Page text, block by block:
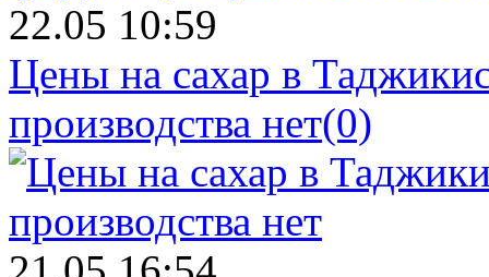
22.05 10:59
Цены на сахар в
производства нет(0)